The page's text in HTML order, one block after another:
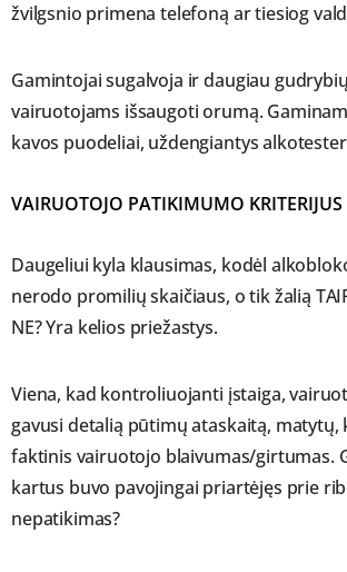
žvilgsnio primena telefoną ar tiesiog
Gamintojai sugalvoja ir daugiau
vairuotojams išsaugoti orumą.
kavos puodeliai, uždengiantys
VAIRUOTOJO PATIKIMUMO KRITERIJUS
Daugeliui kyla klausimas, kodėl
nerodo promilių skaičiaus, o tik žalią
NE? Yra kelios priežastys.
Viena, kad kontroliuojanti įstaiga,
gavusi detalią pūtimų ataskaitą, matytų,
faktinis vairuotojo blaivumas/girtumas.
kartus buvo pavojingai priartėjęs prie
nepatikimas?